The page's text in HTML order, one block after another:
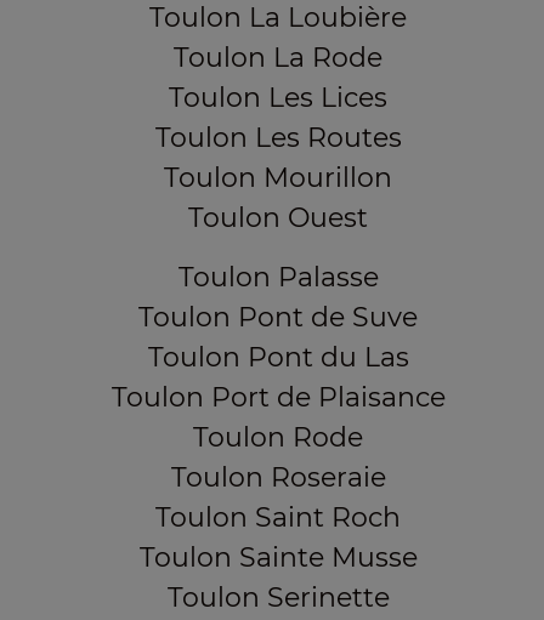
Toulon La Loubière
Toulon La Rode
Toulon Les Lices
Toulon Les Routes
Toulon Mourillon
Toulon Ouest
Toulon Palasse
Toulon Pont de Suve
Toulon Pont du Las
Toulon Port de Plaisance
Toulon Rode
Toulon Roseraie
Toulon Saint Roch
Toulon Sainte Musse
Toulon Serinette